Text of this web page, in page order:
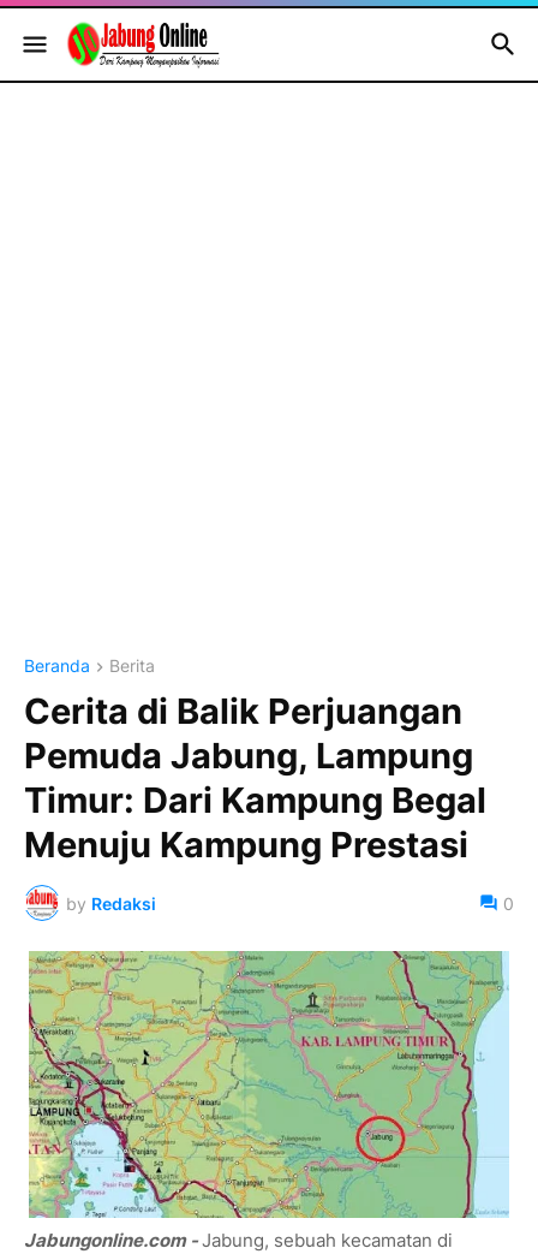
Beranda Berita
Cerita di Balik Perjuangan
Pemuda Jabung, Lampung
Timur: Dari Kampung Begal
Menuju Kampung Prestasi
by Redaksi 0
Jabungonline.com -Jabung, sebuah kecamatan di